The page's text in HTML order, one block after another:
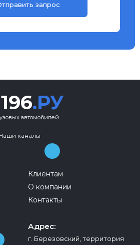
196.РУ
автомобилей
каналы
Клиентам
О компании
Контакты
Адрес:
г. Березовский, территория